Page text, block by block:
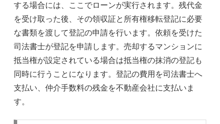
する場合には、ここでローンが実行されます。残代金
を受け取った後、その領収証と所有権移転登記に必要
な書類を渡して登記の申請を行います。依頼を受けた
司法書士が登記を申請します。売却するマンションに
抵当権が設定されている場合は抵当権の抹消の登記も
同時に行うことになります。登記の費用を司法書士へ
支払い、仲介手数料の残金を不動産会社に支払いま
す。